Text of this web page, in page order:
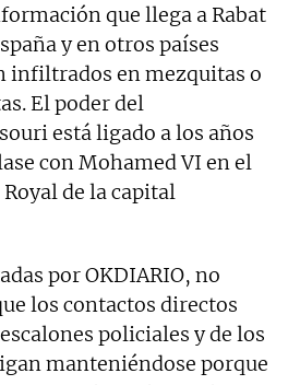
que llega a Rabat
y en otros países
infiltrados en mezquitas o
El poder del
está ligado a los años
con Mohamed VI en el
de la capital
por OKDIARIO, no
los contactos directos
policiales y de los
manteniéndose porque